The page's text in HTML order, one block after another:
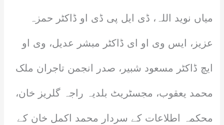
میاں نوید اللہ، ڈی ایل پی ڈی او ڈاکٹر حمزہ
عزیز، ایس وی او ای ڈاکٹر مبشر عدیل، وی او
ایچ ڈاکٹر مسعود شبیر، صدر انجمن تاجران ملک
محمد یعقوب، مجسٹریٹ بلدیہ راجہ گلریز خان،
محکمہ اطلاعات کے سردار محمد اکمل خان کے